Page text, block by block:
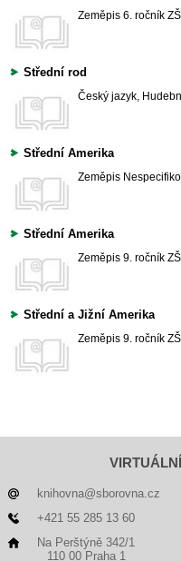
Zeměpis 6. ročník
Střední rod
Český jazyk,
Střední Amerika
Zeměpis
Střední Amerika
Zeměpis 9. ročník ZŠ
Střední a Jižní Amerika
Zeměpis 9. ročník ZŠ
knihovna@sborovna.cz
+421 55 285 13 60
Na Perštýně 342/1
110 00 Praha 1